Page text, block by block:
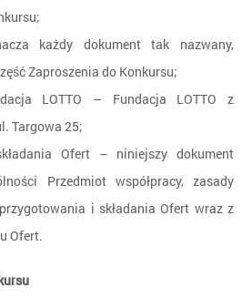
każdy dokument tak nazwany,
Zaproszenia do Konkursu;
LOTTO – Fundacja LOTTO z
Targowa 25;
Ofert – niniejszy dokument
Przedmiot współpracy, zasady
i składania Ofert wraz z
Ofert.